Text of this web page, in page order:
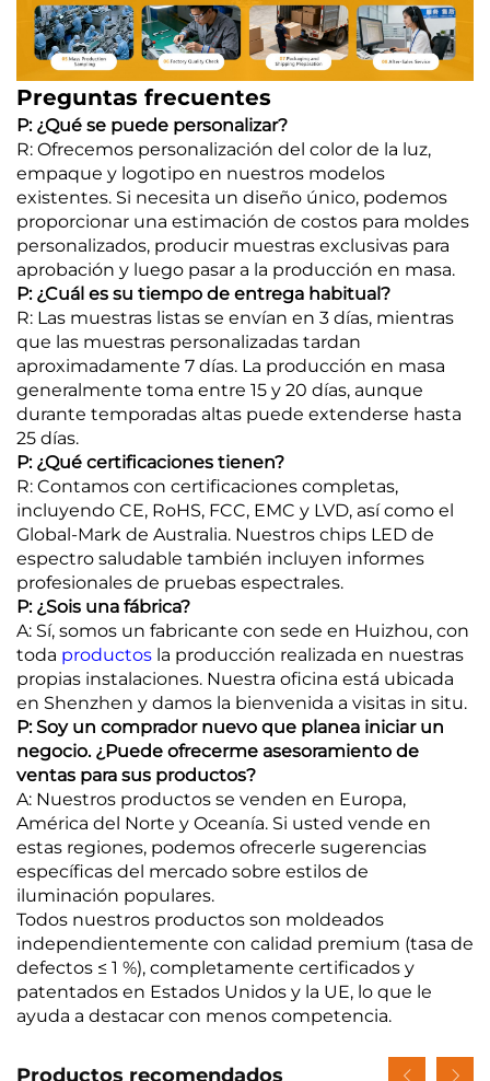
Preguntas frecuentes
P: ¿Qué se puede personalizar?
R: Ofrecemos personalización del color de la luz,
empaque y logotipo en nuestros modelos
existentes. Si necesita un diseño único, podemos
proporcionar una estimación de costos para moldes
personalizados, producir muestras exclusivas para
aprobación y luego pasar a la producción en masa.
P: ¿Cuál es su tiempo de entrega habitual?
R: Las muestras listas se envían en 3 días, mientras
que las muestras personalizadas tardan
aproximadamente 7 días. La producción en masa
generalmente toma entre 15 y 20 días, aunque
durante temporadas altas puede extenderse hasta
25 días.
P: ¿Qué certificaciones tienen?
R: Contamos con certificaciones completas,
incluyendo CE, RoHS, FCC, EMC y LVD, así como el
Global-Mark de Australia. Nuestros chips LED de
espectro saludable también incluyen informes
profesionales de pruebas espectrales.
P: ¿Sois una fábrica?
A: Sí, somos un fabricante con sede en Huizhou, con
toda productos la producción realizada en nuestras
propias instalaciones. Nuestra oficina está ubicada
en Shenzhen y damos la bienvenida a visitas in situ.
P: Soy un comprador nuevo que planea iniciar un
negocio. ¿Puede ofrecerme asesoramiento de
ventas para sus productos?
A: Nuestros productos se venden en Europa,
América del Norte y Oceanía. Si usted vende en
estas regiones, podemos ofrecerle sugerencias
específicas del mercado sobre estilos de
iluminación populares.
Todos nuestros productos son moldeados
independientemente con calidad premium (tasa de
defectos ≤ 1 %), completamente certificados y
patentados en Estados Unidos y la UE, lo que le
ayuda a destacar con menos competencia.
Productos recomendados